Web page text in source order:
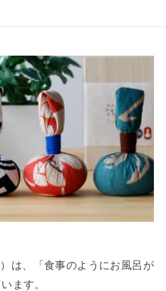
は、「食事のようにお風呂が
ます。